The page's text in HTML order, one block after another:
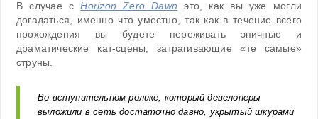
В случае сHorizon Zero Dawn это, как вы уже могли
догадаться, именно что уместно, так как в течение всего
прохождения вы будете переживать эпичные и
драматические кат-сцены, затрагивающие «те самые»
струны.
Во вступительном ролике, который девелоперы
выложили в сеть достаточно давно, укрытый шкурами